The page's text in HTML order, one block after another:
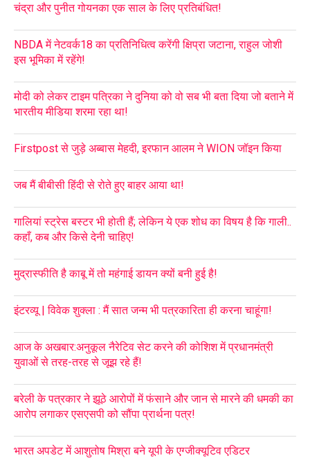
चंद्रा और पुनीत गोयनका एक साल के लिए प्रतिबंधित!
NBDA में नेटवर्क18 का प्रतिनिधित्व करेंगी क्षिप्रा जटाना, राहुल जोशी
इस भूमिका में रहेंगे!
मोदी को लेकर टाइम पत्रिका ने दुनिया को वो सब भी बता दिया जो बताने में
भारतीय मीडिया शरमा रहा था!
Firstpost से जुड़े अब्बास मेहदी, इरफान आलम ने WION जॉइन किया
जब मैं बीबीसी हिंदी से रोते हुए बाहर आया था!
गालियां स्ट्रेस बस्टर भी होती हैं; लेकिन ये एक शोध का विषय है कि गाली..
कहाँ, कब और किसे देनी चाहिए!
मुद्रास्फीति है काबू में तो महंगाई डायन क्यों बनी हुई है!
इंटरव्यू | विवेक शुक्ला : मैं सात जन्म भी पत्रकारिता ही करना चाहूंगा!
आज के अखबार:अनुकूल नैरेटिव सेट करने की कोशिश में प्रधानमंत्री
युवाओं से तरह-तरह से जूझ रहे हैं!
बरेली के पत्रकार ने झूठे आरोपों में फंसाने और जान से मारने की धमकी का
आरोप लगाकर एसएसपी को सौंपा प्रार्थना पत्र!
भारत अपडेट में आशुतोष मिश्रा बने यूपी के एग्जीक्यूटिव एडिटर